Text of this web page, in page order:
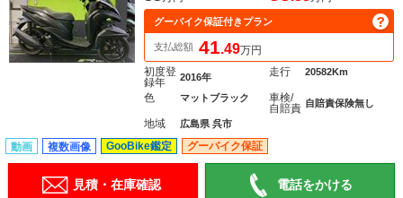
グーバイク保証付きプラン
支払総額 41.49万円
初度登
録年
2016年 走行 20582Km
色 マットブラック
車検/
自賠責 自賠責保険無し
地域 広島県 呉市
動画 複数画像 GooBike鑑定 グーバイク保証
見積・在庫確認 電話をかける